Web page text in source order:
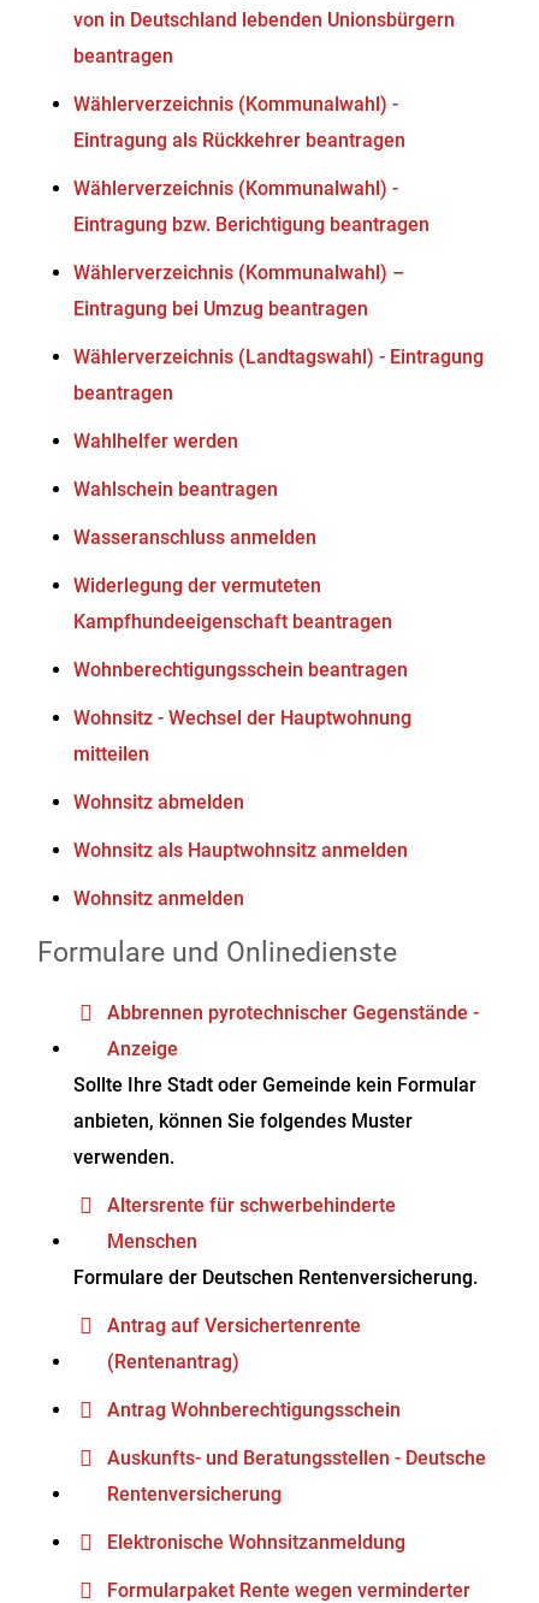
von in Deutschland lebenden Unionsbürgern
beantragen
Wählerverzeichnis (Kommunalwahl) -
Eintragung als Rückkehrer beantragen
Wählerverzeichnis (Kommunalwahl) -
Eintragung bzw. Berichtigung beantragen
Wählerverzeichnis (Kommunalwahl) –
Eintragung bei Umzug beantragen
Wählerverzeichnis (Landtagswahl) - Eintragung
beantragen
Wahlhelfer werden
Wahlschein beantragen
Wasseranschluss anmelden
Widerlegung der vermuteten
Kampfhundeeigenschaft beantragen
Wohnberechtigungsschein beantragen
Wohnsitz - Wechsel der Hauptwohnung
mitteilen
Wohnsitz abmelden
Wohnsitz als Hauptwohnsitz anmelden
Wohnsitz anmelden
Formulare und Onlinedienste
Abbrennen pyrotechnischer Gegenstände -
Anzeige
Sollte Ihre Stadt oder Gemeinde kein Formular
anbieten, können Sie folgendes Muster
verwenden.
Altersrente für schwerbehinderte
Menschen
Formulare der Deutschen Rentenversicherung.
Antrag auf Versichertenrente
(Rentenantrag)
Antrag Wohnberechtigungsschein
Auskunfts- und Beratungsstellen - Deutsche
Rentenversicherung
Elektronische Wohnsitzanmeldung
Formularpaket Rente wegen verminderter